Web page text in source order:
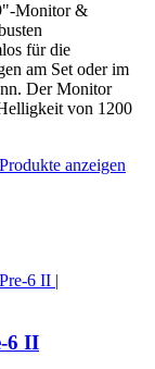
Monitor &
für die
am Set oder im
Der Monitor
von 1200
anzeigen
6 II